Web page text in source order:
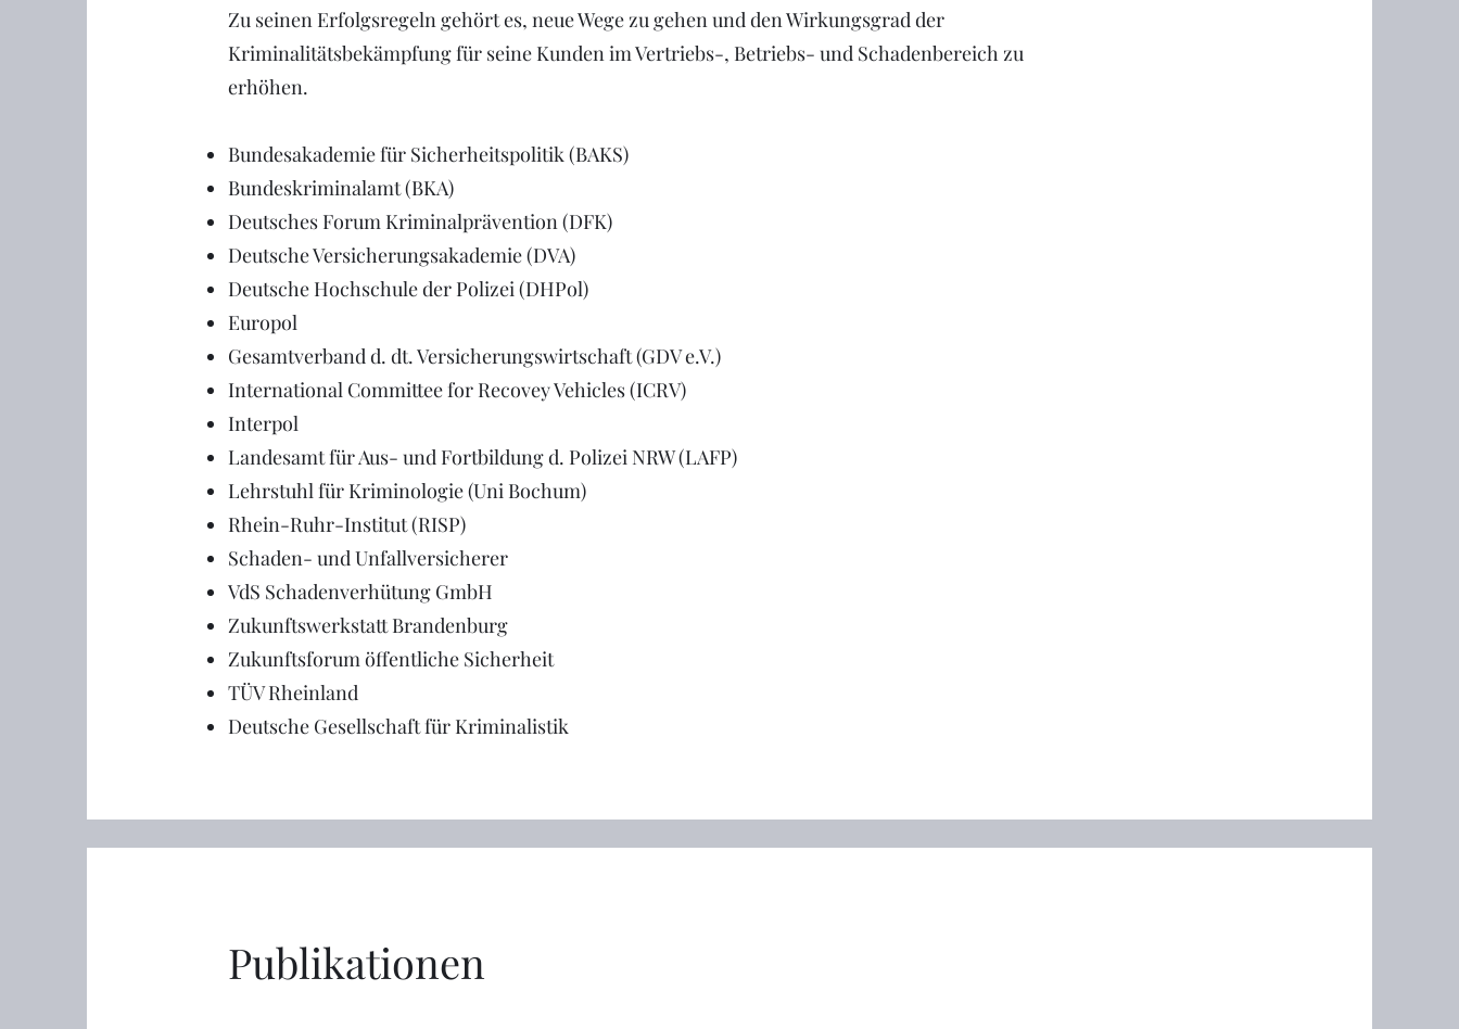
Zu seinen Erfolgsregeln gehört es, neue Wege zu gehen und den Wirkungsgrad der
Kriminalitätsbekämpfung für seine Kunden im Vertriebs-, Betriebs- und Schadenbereich zu
erhöhen.
Bundesakademie für Sicherheitspolitik (BAKS)
Bundeskriminalamt (BKA)
Deutsches Forum Kriminalprävention (DFK)
Deutsche Versicherungsakademie (DVA)
Deutsche Hochschule der Polizei (DHPol)
Europol
Gesamtverband d. dt. Versicherungswirtschaft (GDV e.V.)
International Committee for Recovey Vehicles (ICRV)
Interpol
Landesamt für Aus- und Fortbildung d. Polizei NRW (LAFP)
Lehrstuhl für Kriminologie (Uni Bochum)
Rhein-Ruhr-Institut (RISP)
Schaden- und Unfallversicherer
VdS Schadenverhütung GmbH
Zukunftswerkstatt Brandenburg
Zukunftsforum öffentliche Sicherheit
TÜV Rheinland
Deutsche Gesellschaft für Kriminalistik
Publikationen